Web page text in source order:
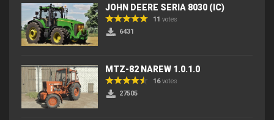
JOHN DEERE SERIA 8030 (IC)
11 votes
6431
MTZ-82 NAREW 1.0.1.0
16votes
27505